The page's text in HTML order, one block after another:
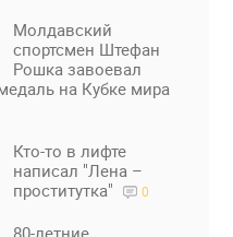
Молдавский
спортсмен Штефан
Рошка завоевал
на Кубке мира
Кто-то в лифте
написал "Лена –
проститутка"
0